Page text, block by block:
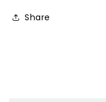
Share